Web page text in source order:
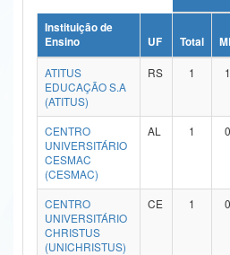
Ministério da Ciência, Tecnologia, Inovações e
Ministério do Meio Ambiente
Ministério do Turismo
Ministério do Desenvolvimento Regional
Controladoria-Geral da União
Ministério da Mulher, da Família e dos Direitos
Secretaria-Geral
Instituição de
Ensino
UF Total
ATITUS
EDUCAÇÃO S.A
(ATITUS)
RS 1 1
CENTRO
UNIVERSITÁRIO
CESMAC
(CESMAC)
AL 1 0
CENTRO
UNIVERSITÁRIO
CHRISTUS
(UNICHRISTUS)
CE 1 0